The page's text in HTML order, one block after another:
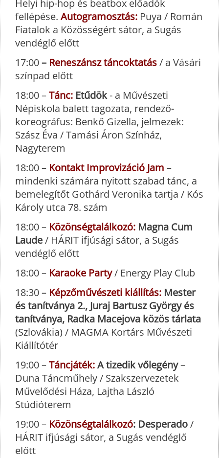
Helyi hip-hop és beatbox előadók
fellépése. Autogramosztás: Puya / Román
Fiatalok a Közösségért sátor, a Sugás
vendéglő előtt
17:00– Reneszánsz táncoktatás/ a Vásári
színpad előtt
18:00 –Tánc: Etűdök- a Művészeti
Népiskola balett tagozata, rendező-
koreográfus: Benkő Gizella, jelmezek:
Szász Éva / Tamási Áron Színház,
Nagyterem
18:00 – Kontakt Improvizáció Jam –
mindenki számára nyitott szabad tánc, a
bemelegítőt Gothárd Veronika tartja / Kós
Károly utca 78. szám
18:00 – Közönségtalálkozó: Magna Cum
Laude/ HÁRIT ifjúsági sátor, a Sugás
vendéglő előtt
18:00 – Karaoke Party/ Energy Play Club
18:30 – Képzőművészeti kiállítás: Mester
és tanítványa 2., Juraj Bartusz György és
tanítványa, Radka Macejova közös tárlata
(Szlovákia) / MAGMA Kortárs Művészeti
Kiállítótér
19:00 –Táncjáték:A tizedik vőlegény–
Duna Táncműhely / Szakszervezetek
Művelődési Háza, Lajtha László
Stúdióterem
19:00 – Közönségtalálkozó: Desperado/
HÁRIT ifjúsági sátor, a Sugás vendéglő
előtt